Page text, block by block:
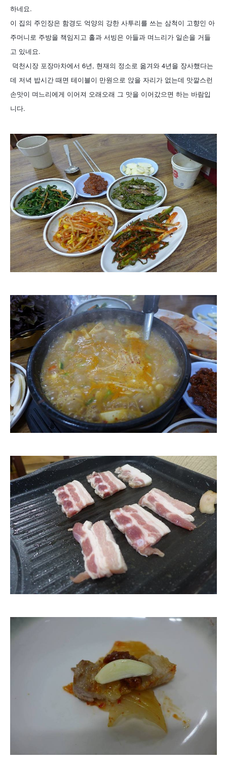
하네요.
이 집의 주인장은 함경도 억양의 강한 사투리를 쓰는 삼척이 고향인 아
주머니로 주방을 책임지고 홀과 서빙은 아들과 며느리가 일손을 거들
고 있네요.
덕천시장 포장마차에서 6년, 현재의 정소로 옮겨와 4년을 장사했다는
데 저녁 밥시간 때면 테이블이 만원으로 앉을 자리가 없는데 맛깔스런
손맛이 며느리에게 이어져 오래오래 그 맛을 이어갔으면 하는 바람입
니다.